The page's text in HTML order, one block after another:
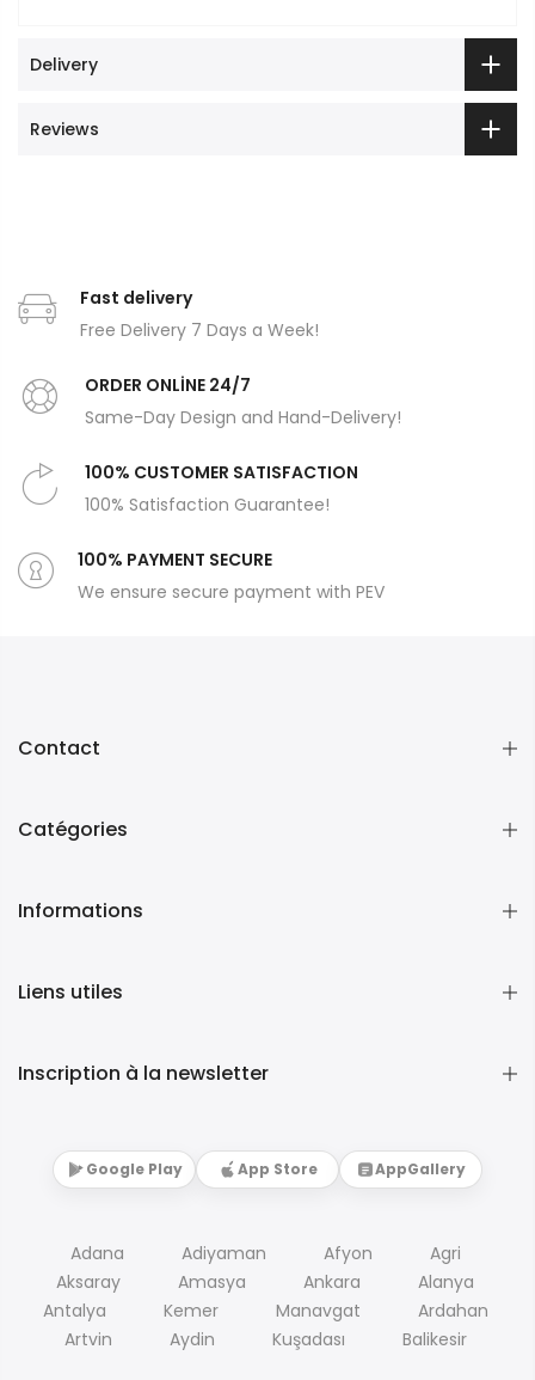
Delivery
Reviews
Fast delivery
Free Delivery 7 Days a Week!
ORDER ONLİNE 24/7
Same-Day Design and Hand-Delivery!
100% CUSTOMER SATISFACTION
100% Satisfaction Guarantee!
100% PAYMENT SECURE
We ensure secure payment with PEV
Contact
Catégories
Informations
Liens utiles
Inscription à la newsletter
Google Play App Store AppGallery
Adana Adiyaman Afyon
Agri
Aksaray
Amasya Ankara
Alanya
Antalya
Kemer Manavgat
Ardahan
Artvin
Aydin Kuşadası Balikesir